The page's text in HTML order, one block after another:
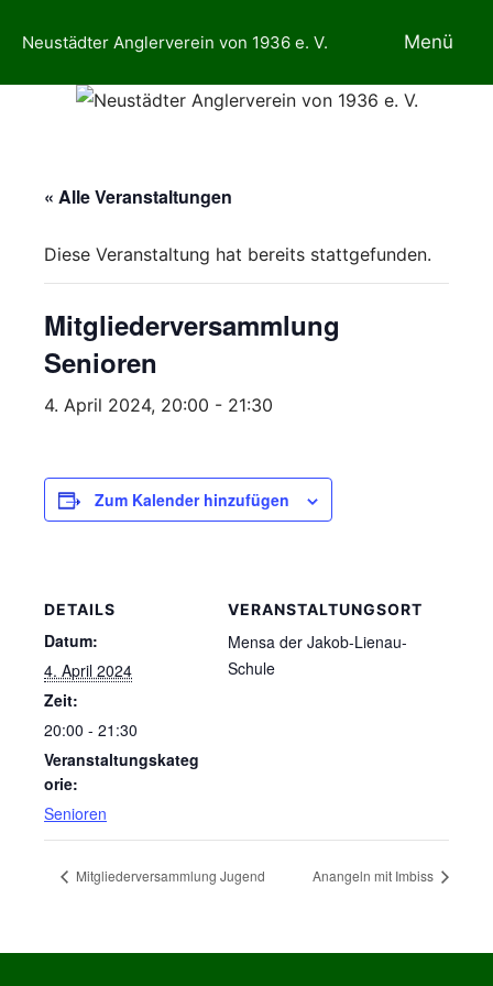
InhaltNeustädter Anglerverein von 1936 e. V. Menü
« Alle Veranstaltungen
Diese Veranstaltung hat bereits stattgefunden.
Mitgliederversammlung
Senioren
4. April 2024, 20:00 - 21:30
Zum Kalender hinzufügen
DETAILS
Datum:
4. April 2024
Zeit:
20:00 - 21:30
Veranstaltungskateg
orie:
Senioren
VERANSTALTUNGSORT
Mensa der Jakob-Lienau-
Schule
Mitgliederversammlung Jugend Anangeln mit Imbiss